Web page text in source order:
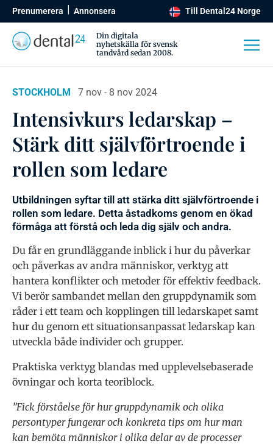
Prenumerera Annonsera Till Dental24 Norge
Din digitala
nyhetskälla för svensk
tandvård sedan 2008.
STOCKHOLM 7 nov - 8 nov 2024
Intensivkurs ledarskap –
Stärk ditt självförtroende i
rollen som ledare
Utbildningen syftar till att stärka ditt självförtroende i
rollen som ledare. Detta åstadkoms genom en ökad
förmåga att förstå och leda dig själv och andra.
Du får en grundläggande inblick i hur du påverkar
och påverkas av andra människor, verktyg att
hantera konflikter och metoder för effektiv feedback.
Vi berör sambandet mellan den gruppdynamik som
råder i ett team och kopplingen till ledarskapet samt
hur du genom ett situationsanpassat ledarskap kan
utveckla både individer och grupper.
Praktiska verktyg blandas med upplevelsebaserade
övningar och korta teoriblock.
”Fick förståelse för hur gruppdynamik och olika
persontyper fungerar och konkreta tips om hur man
kan bemöta människor i olika delar av de processer